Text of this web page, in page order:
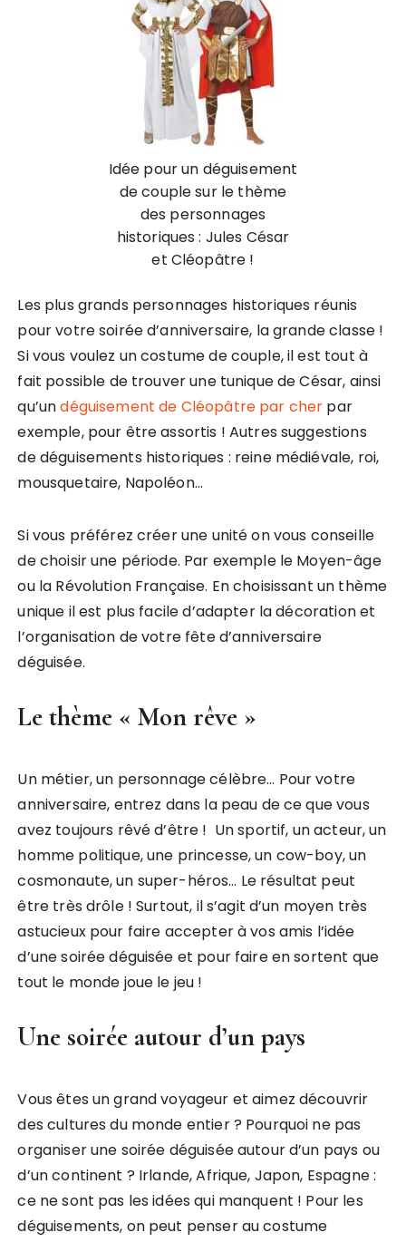
Idée pour un déguisement
de couple sur le thème
des personnages
historiques : Jules César
et Cléopâtre !
Les plus grands personnages historiques réunis
pour votre soirée d’anniversaire, la grande classe !
Si vous voulez un costume de couple, il est tout à
fait possible de trouver une tunique de César, ainsi
qu’undéguisement de Cléopâtre par cher par
exemple, pour être assortis ! Autres suggestions
de déguisements historiques : reine médiévale, roi,
mousquetaire, Napoléon…
Si vous préférez créer une unité on vous conseille
de choisir une période. Par exemple le Moyen-âge
ou la Révolution Française. En choisissant un thème
unique il est plus facile d’adapter la décoration et
l’organisation de votre fête d’anniversaire
déguisée.
Le thème « Mon rêve »
Un métier, un personnage célèbre… Pour votre
anniversaire, entrez dans la peau de ce que vous
avez toujours rêvé d’être ! Un sportif, un acteur, un
homme politique, une princesse, un cow-boy, un
cosmonaute, un super-héros… Le résultat peut
être très drôle ! Surtout, il s’agit d’un moyen très
astucieux pour faire accepter à vos amis l’idée
d’une soirée déguisée et pour faire en sortent que
tout le monde joue le jeu !
Une soirée autour d’un pays
Vous êtes un grand voyageur et aimez découvrir
des cultures du monde entier ? Pourquoi ne pas
organiser une soirée déguisée autour d’un pays ou
d’un continent ? Irlande, Afrique, Japon, Espagne :
ce ne sont pas les idées qui manquent ! Pour les
déguisements, on peut penser au costume